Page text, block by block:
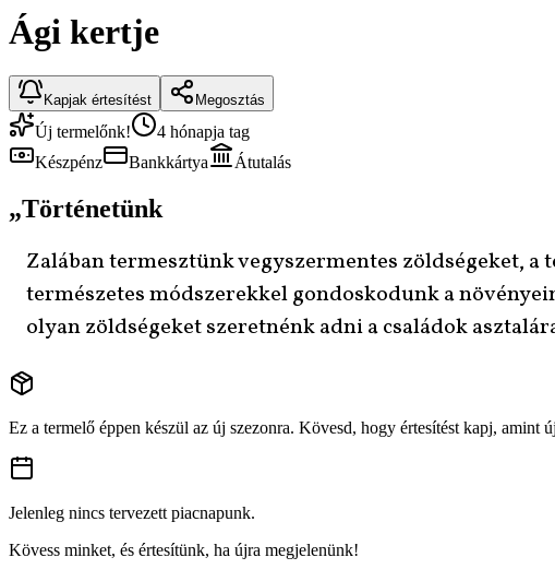
Ági kertje
Kapjak értesítést Megosztás
Új termelőnk!
4 hónapja tag
Készpénz
Bankkártya Átutalás
„Történetünk
Zalában termesztünk vegyszermentes zöldségeket,
természetes módszerekkel gondoskodunk a
olyan zöldségeket szeretnénk adni a családok
Ez a termelő éppen készül az új szezonra. Kövesd, hogy értesítést kapj, amint
Jelenleg nincs tervezett piacnapunk.
Kövess minket, és értesítünk, ha újra megjelenünk!